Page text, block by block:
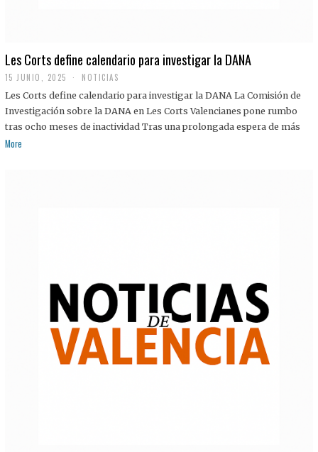
Les Corts define calendario para investigar la DANA
15 JUNIO, 2025 NOTICIAS
Les Corts define calendario para investigar la DANA La Comisión de
Investigación sobre la DANA en Les Corts Valencianes pone rumbo
tras ocho meses de inactividad Tras una prolongada espera de más
More